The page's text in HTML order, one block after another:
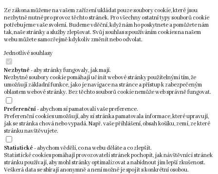
Ze zákona můžeme na vašem zařízení ukládat pouze soubory cookie, které jsou
nezbytně nutné pro provoz těchto stránek. Pro všechny ostatní typy souborů cookie
potřebujeme vaše svolení. Budeme vděční, když nám ho poskytnete a pomůžete nám
tak, naše stránky a služby zlepšovat. Svůj souhlas s používáním cookies na našem
webu můžete samozřejmě kdykoliv změnit nebo odvolat.
Jednotlivé souhlasy
Nezbytné - aby stránky fungovaly, jak mají.
Nezbytné soubory cookie pomáhají učinit webové stránky použitelnými tím, že
umožňují základní funkce, jako je navigace na stránce a přístup k zabezpečeným
oblastem webové stránky. Bez těchto souborů cookie nemůže web správně fungovat.
Preferenční- abychom si pamatovali vaše preference.
Preferenční cookies umožňují, aby si stránka pamatovala informace, které upravují,
jak se stránka chová nebo vypadá. Např. vaše přihlášení, obsah košíku, zemi, ze které
stránku navštěvujete.
Statistické - abychom věděli, co na webu děláte a co zlepšit.
Statistické cookies pomáhají provozovateli stránek pochopit, jak návštěvníci stránek
stránku používají, aby mohl stránky optimalizovat a nabídnout jim lepší zkušenost.
Veškerá data se sbírají anonymně a není možné je spojit s konkrétní osobou.